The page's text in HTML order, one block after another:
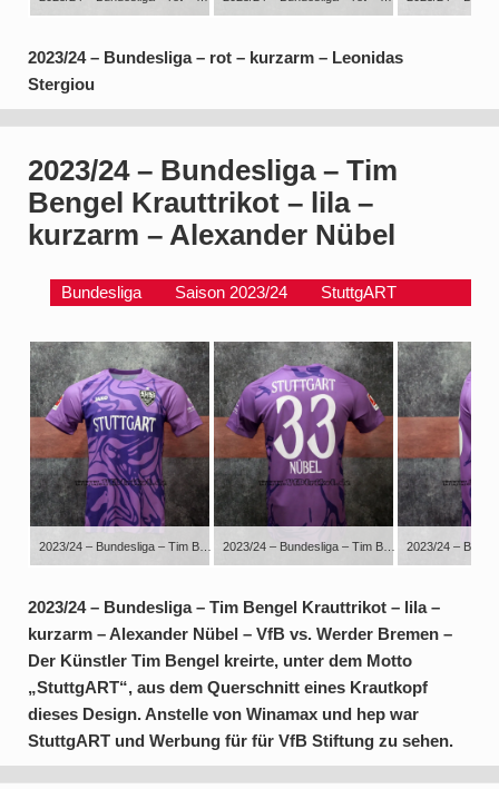
2023/24 – Bundesliga – rot – kurzarm – Leonidas
Stergiou
2023/24 – Bundesliga – Tim
Bengel Krauttrikot – lila –
kurzarm – Alexander Nübel
Bundesliga Saison 2023/24 StuttgART
2023/24 – Bundesliga – Tim Bengel Krauttrikot – lila –
kurzarm – Alexander Nübel – VfB vs. Werder Bremen –
Der Künstler Tim Bengel kreirte, unter dem Motto
„StuttgART“, aus dem Querschnitt eines Krautkopf
dieses Design. Anstelle von Winamax und hep war
StuttgART und Werbung für für VfB Stiftung zu sehen.